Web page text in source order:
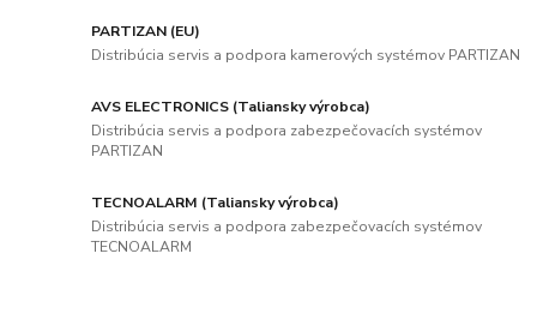
PARTIZAN (EU)
Distribúcia servis a podpora kamerových systémov PARTIZAN
AVS ELECTRONICS (Taliansky výrobca)
Distribúcia servis a podpora zabezpečovacích systémov
PARTIZAN
TECNOALARM (Taliansky výrobca)
Distribúcia servis a podpora zabezpečovacích systémov
TECNOALARM